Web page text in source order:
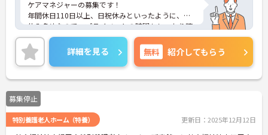
ケアマネジャーの募集です！
年間休日110日以上、日祝休みといったように、お
休み多めなので、プライベートの時間もしっかり確
保できます！
ご興味のある方は、マイナビ介護職までお問い合わ
せください。
詳細を見る 無料 紹介してもらう
募集停止
特別養護老人ホーム（特養） 更新日：2025年12月12日